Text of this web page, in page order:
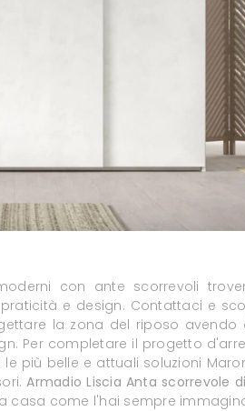
con ante scorrevoli
e design. Contattaci e
la zona del riposo avendo
Per completare il progetto
più belle e attuali soluzioni
Armadio Liscia Anta scorrevole
casa come l'hai sempre